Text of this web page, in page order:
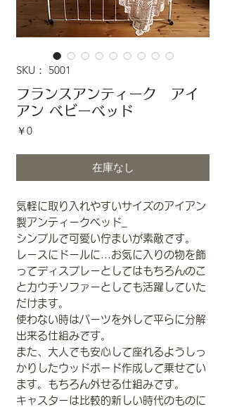
SKU： 5001
フランスアンティーク アイ
アン ベビーベッド
￥0価
在庫なし
気軽に取り入れやすいサイズのアイアン
製アンティークベッド_
シンプルで可愛い佇まいが素敵です。
レースにドールに...お気に入りの物を飾
ってディスプレーとしてはもちろんのこ
とカウチソファーとしても活躍していた
だけます。
使わない時はパーツを外して平らに分解
出来る仕組みです。
また、大人でも安心して座れるようしっ
かりしたウッドボード作成して乗せてい
ます。もちろん外せる仕組みです。
キャスターは比較的新しい時代のものに